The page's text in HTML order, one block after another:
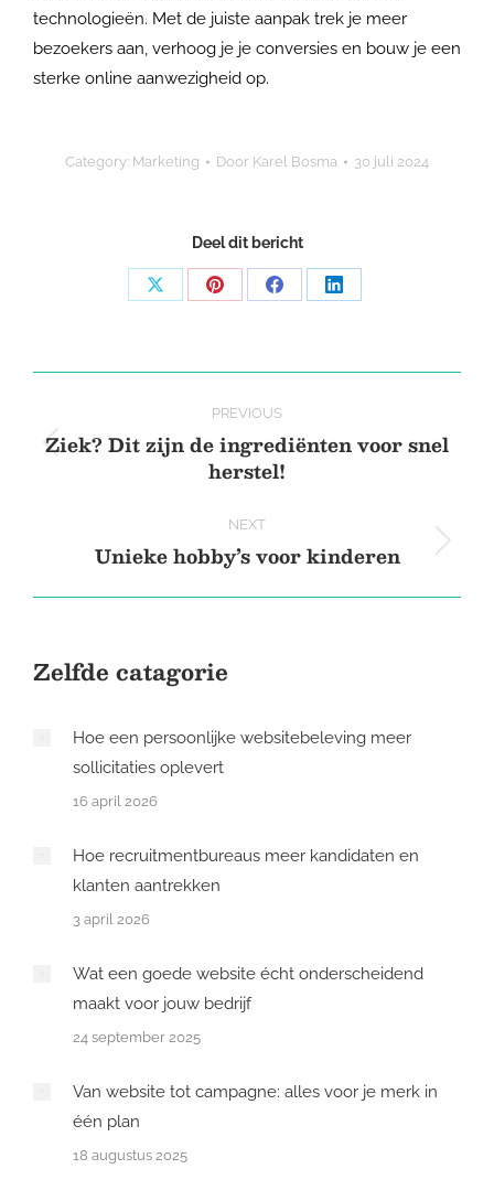
technologieën. Met de juiste aanpak trek je meer
bezoekers aan, verhoog je je conversies en bouw je een
sterke online aanwezigheid op.
Category: Marketing Door Karel Bosma 30 juli 2024
Deel dit bericht
Share Share Share Share
navigation
PREVIOUS
Previous
post:
Ziek? Dit zijn de ingrediënten voor snel
herstel!
NEXT
Next
Unieke hobby’s voor kinderen
Zelfde catagorie
Hoe een persoonlijke websitebeleving meer
sollicitaties oplevert
16 april 2026
Hoe recruitmentbureaus meer kandidaten en
klanten aantrekken
3 april 2026
Wat een goede website écht onderscheidend
maakt voor jouw bedrijf
24 september 2025
Van website tot campagne: alles voor je merk in
één plan
18 augustus 2025